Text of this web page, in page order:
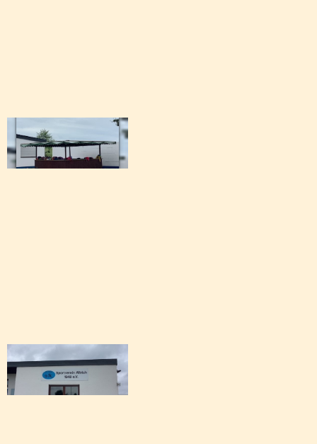
Archiv: Aktionen während des Schuljahres 2021/
Archiv: Aktionen während des Schuljahres 2020/